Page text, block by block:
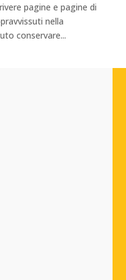
pagine e pagine di
nella
conservare...